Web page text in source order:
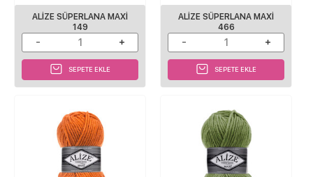
ALIZE SÜPERLANA MAXI
149
SEPETE EKLE
ALIZE SÜPERLANA MAXI
466
SEPETE EKLE